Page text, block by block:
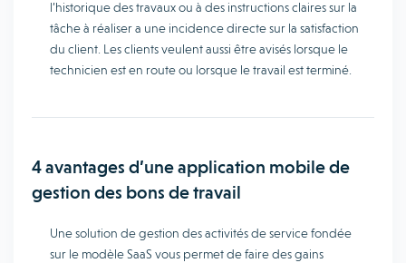
l’historique des travaux ou à des instructions claires sur la
tâche à réaliser a une incidence directe sur la satisfaction
du client. Les clients veulent aussi être avisés lorsque le
technicien est en route ou lorsque le travail est terminé.
4 avantages d’une application mobile de
gestion des bons de travail
Une solution de gestion des activités de service fondée
sur le modèle SaaS vous permet de faire des gains